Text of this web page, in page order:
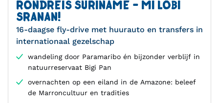
RONDREIS SURINAME - MI LOBI
SRANAN!
16-daagse fly-drive met huurauto en transfers in
internationaal gezelschap
wandeling door Paramaribo én bijzonder verblijf in
natuurreservaat Bigi Pan
overnachten op een eiland in de Amazone: beleef
de Marroncultuur en tradities